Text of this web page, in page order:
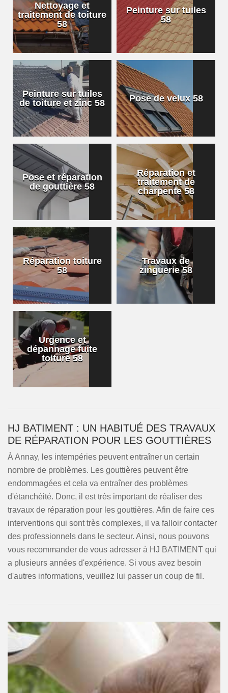
Nettoyage et
traitement de toiture
58
Peinture sur tuiles
58
Peinture sur tuiles
de toiture et zinc 58
Pose de velux 58
Pose et réparation
de gouttière 58
Réparation et
traitement de
charpente 58
Réparation toiture
58
Travaux de
zinguerie 58
Urgence et
dépannage fuite
toiture 58
HJ BATIMENT : UN HABITUÉ DES TRAVAUX
DE RÉPARATION POUR LES GOUTTIÈRES
À Annay, les intempéries peuvent entraîner un certain
nombre de problèmes. Les gouttières peuvent être
endommagées et cela va entraîner des problèmes
d'étanchéité. Donc, il est très important de réaliser des
travaux de réparation pour les gouttières. Afin de faire ces
interventions qui sont très complexes, il va falloir contacter
des professionnels dans le secteur. Ainsi, nous pouvons
vous recommander de vous adresser à HJ BATIMENT qui
a plusieurs années d'expérience. Si vous avez besoin
d'autres informations, veuillez lui passer un coup de fil.